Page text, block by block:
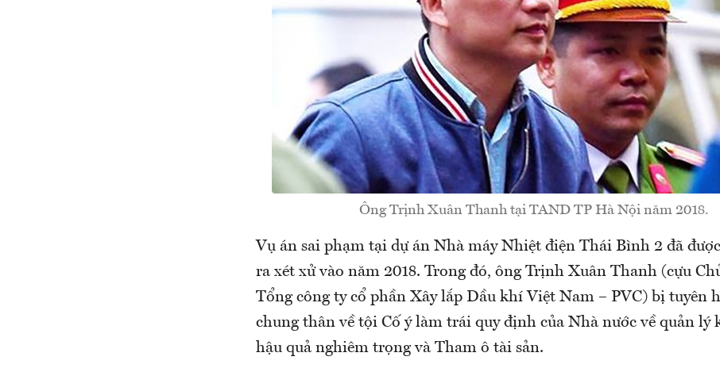
Ông Trịnh Xuân Thanh tại TAND TP Hà Nội năm 2018.
Vụ án sai phạm tại dự án Nhà máy Nhiệt điện Thái Bình 2 đã
ra xét xử vào năm 2018. Trong đó, ông Trịnh Xuân Thanh (cựu
Tổng công ty cổ phần Xây lắp Dầu khí Việt Nam – PVC) bị tuyên
chung thân về tội Cố ý làm trái quy định của Nhà nước về quản lý
hậu quả nghiêm trọng và Tham ô tài sản.